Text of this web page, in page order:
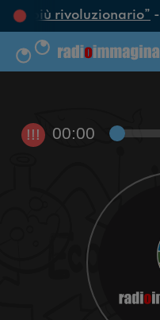
più rivoluzionario”-
!!! 00:00